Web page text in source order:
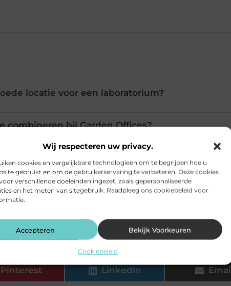
Wij respecteren uw privacy.
cookies en vergelijkbare technologieën om te begrijpen hoe u
gebruikt en om de gebruikerservaring te verbeteren. Deze cookies
verschillende doeleinden ingezet, zoals gepersonaliseerde
en het meten van sitegebruik. Raadpleeg ons cookiebeleid voor
Accepteren Bekijk Voorkeuren
Cookiebeleid
locatie voor een laboratorium?
combineren bij Garden Offices?
flexibel in te richten?
is Garden Offices?
goed bereikbaar?
Pinterest LinkedIn Email